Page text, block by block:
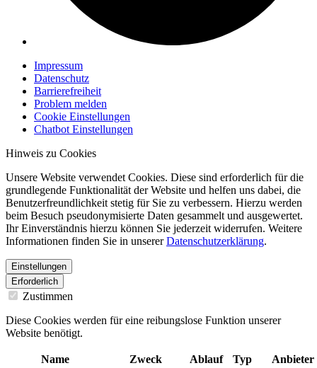
Impressum
Datenschutz
Barrierefreiheit
Problem melden
Cookie Einstellungen
Chatbot Einstellungen
Hinweis zu Cookies
Unsere Website verwendet Cookies. Diese sind erforderlich für die
grundlegende Funktionalität der Website und helfen uns dabei, die
Benutzerfreundlichkeit stetig für Sie zu verbessern. Hierzu werden
beim Besuch pseudonymisierte Daten gesammelt und ausgewertet.
Ihr Einverständnis hierzu können Sie jederzeit widerrufen. Weitere
Informationen finden Sie in unsererDatenschutzerklärung.
Einstellungen
Erforderlich
Zustimmen
Diese Cookies werden für eine reibungslose Funktion unserer
Website benötigt.
Name Zweck Ablauf Typ Anbieter